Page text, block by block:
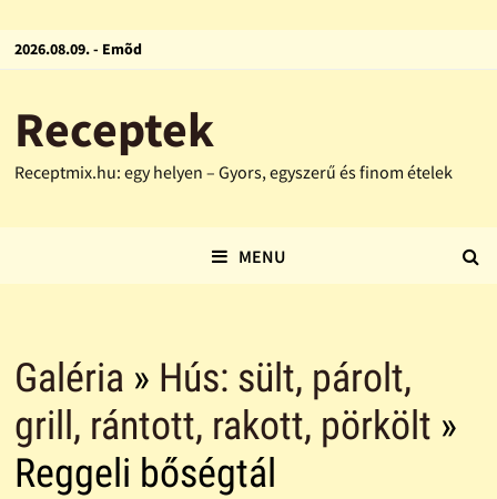
2026.08.09. - Emõd
Receptek
Receptmix.hu: egy helyen – Gyors, egyszerű és finom ételek
MENU
Galéria » Hús: sült, párolt,
grill, rántott, rakott, pörkölt »
Reggeli bőségtál